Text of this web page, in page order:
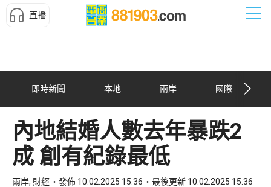
直播
即時新聞 本地 兩岸 國際
內地結婚人數去年暴跌2
成 創有紀錄最低
兩岸, 財經 發佈 10.02.2025 15:36 最後更新 10.02.2025 15:36